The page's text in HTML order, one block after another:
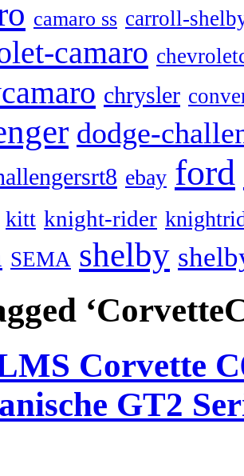
camaro ss carroll-
camaro
chrysler
dodge-
ebay ford
kitt knight-rider
SEMA shelby
Corvette
GT2